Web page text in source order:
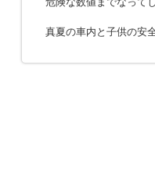
真夏の車内と子供の安